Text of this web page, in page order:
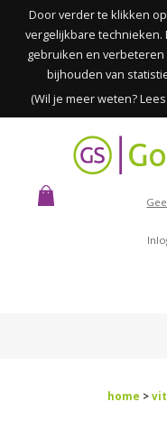
Door verder te klikken
vergelijkbare
gebruiken en
bijhouden van
(Wil je meer weten?
home >